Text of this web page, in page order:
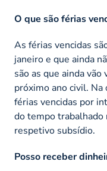
O que são férias
As férias vencidas
janeiro e que ainda
são as que ainda
próximo ano civil. Na
férias vencidas por
do tempo trabalhado
respetivo subsídio.
Posso receber